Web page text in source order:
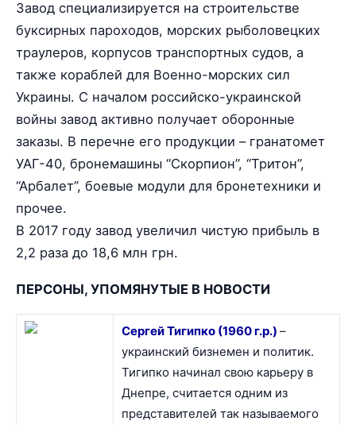
Завод специализируется на строительстве
буксирных пароходов, морских рыболовецких
траулеров, корпусов транспортных судов, а
также кораблей для Военно-морских сил
Украины. С началом российско-украинской
войны завод активно получает оборонные
заказы. В перечне его продукции – гранатомет
УАГ-40, бронемашины “Скорпион”, “Тритон”,
“Арбалет”, боевые модули для бронетехники и
прочее.
В 2017 году завод увеличил чистую прибыль в
2,2 раза до 18,6 млн грн.
ПЕРСОНЫ, УПОМЯНУТЫЕ В НОВОСТИ
Сергей Тигипко (1960 г.р.) –
украинский бизнемен и политик.
Тигипко начинал свою карьеру в
Днепре, считается одним из
представителей так называемого